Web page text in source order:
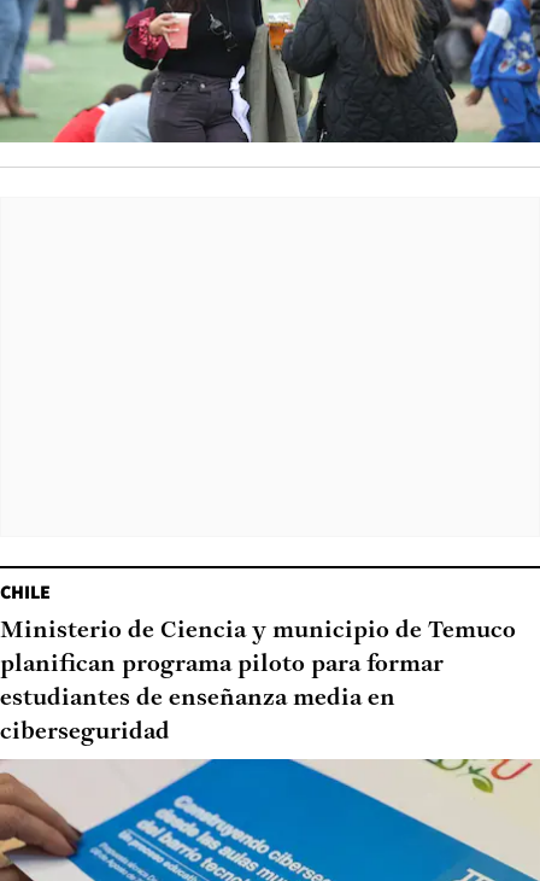
CHILE
Ministerio de Ciencia y municipio de Temuco
planifican programa piloto para formar
estudiantes de enseñanza media en
ciberseguridad